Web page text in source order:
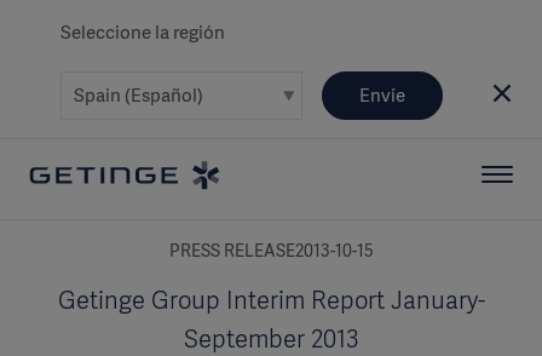
Seleccione la región
Envíe
PRESS RELEASE2013-10-15
Getinge Group Interim Report January-
September 2013